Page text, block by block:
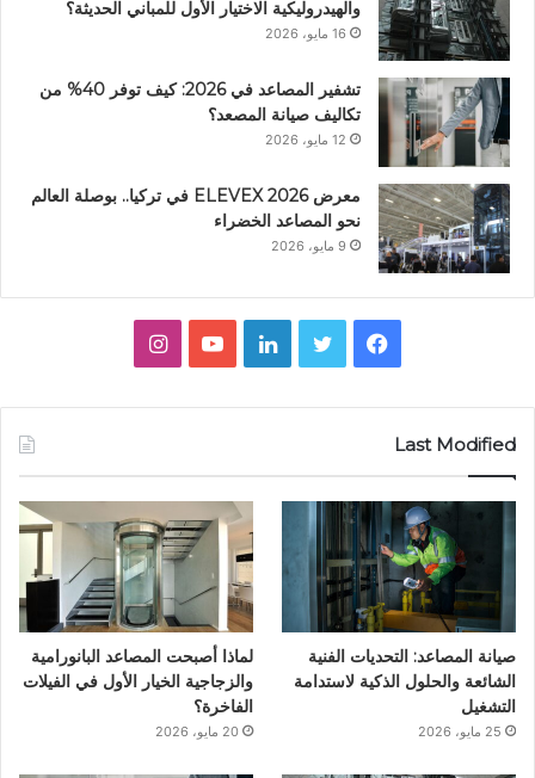
والهيدروليكية الاختيار الأول للمباني الحديثة؟
16 مايو، 2026
تشفير المصاعد في 2026: كيف توفر 40% من
تكاليف صيانة المصعد؟
12 مايو، 2026
معرض ELEVEX 2026 في تركيا.. بوصلة العالم
نحو المصاعد الخضراء
9 مايو، 2026
ب
و
ك
ت
ر
ك
د
إ
ن
ي
و
ت
ق
ر
ا
م
Last Modified
صيانة المصاعد: التحديات الفنية
الشائعة والحلول الذكية لاستدامة
التشغيل
25 مايو، 2026
لماذا أصبحت المصاعد البانورامية
والزجاجية الخيار الأول في الفيلات
الفاخرة؟
20 مايو، 2026